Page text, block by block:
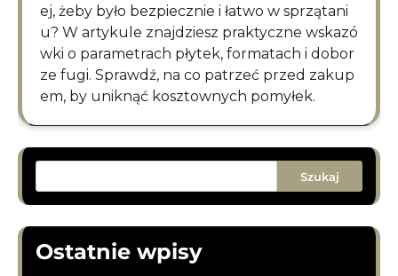
ej, żeby było bezpiecznie i łatwo w sprzątani
u? W artykule znajdziesz praktyczne wskazó
wki o parametrach płytek, formatach i dobor
ze fugi. Sprawdź, na co patrzeć przed zakup
em, by uniknąć kosztownych pomyłek.
Szukaj
Ostatnie wpisy